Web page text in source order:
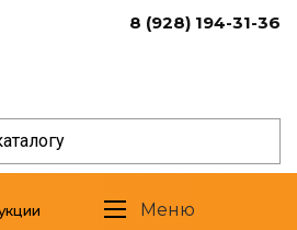
8 (928) 194-31-36
Меню